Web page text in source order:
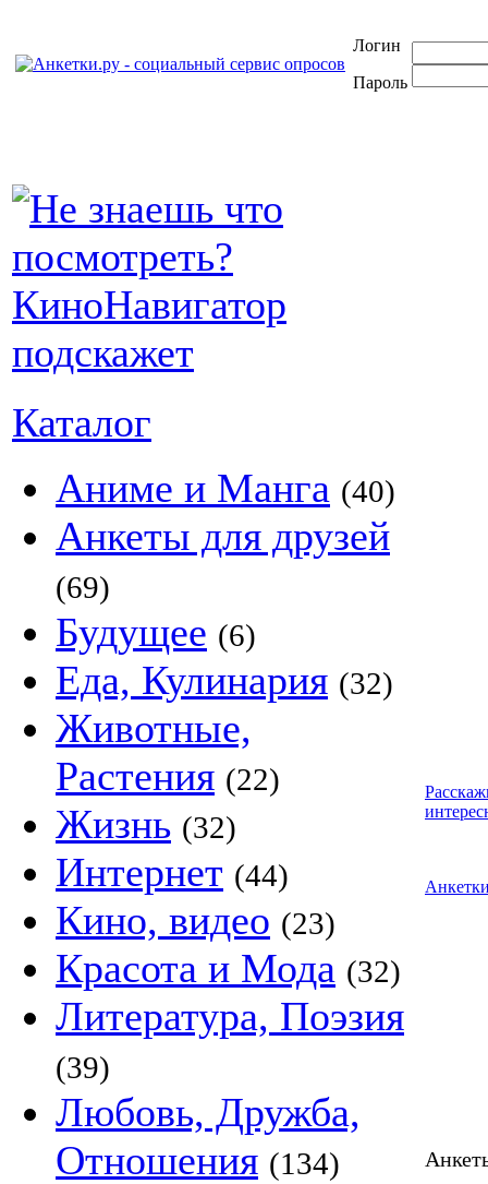
Логин
Пароль
Каталог
Аниме и Манга (40)
Анкеты для друзей
(69)
Будущее (6)
Еда, Кулинария (32)
Животные,
Растения (22)
Жизнь (32)
Интернет (44)
Кино, видео (23)
Красота и Мода (32)
Литература, Поэзия
(39)
Любовь, Дружба,
Отношения (134)